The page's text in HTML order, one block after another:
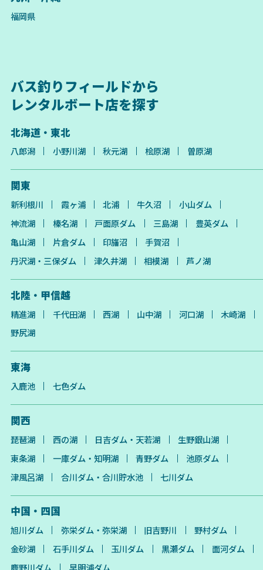
福岡県
バス釣りフィールドから
レンタルボート店を探す
北海道・東北
八郎潟 小野川湖 秋元湖 桧原湖 曽原湖
関東
新利根川 霞ヶ浦 北浦 牛久沼
小山ダム
神流湖
榛名湖 戸面原ダム 三島湖
豊英ダム
亀山湖
片倉ダム 印旛沼
手賀沼
丹沢湖・三保ダム
津久井湖 相模湖 芦ノ湖
北陸・甲信越
精進湖 千代田湖 西湖 山中湖 河口湖
木崎湖
野尻湖
東海
入鹿池 七色ダム
関西
琵琶湖 西の湖 日吉ダム・天若湖
生野銀山湖
東条湖
一庫ダム・知明湖 青野ダム
池原ダム
津風呂湖
合川ダム・合川貯水池 七川ダム
中国・四国
旭川ダム 弥栄ダム・弥栄湖 旧吉野川
野村ダム
金砂湖
石手川ダム 玉川ダム 黒瀬ダム
面河ダム
鹿野川ダム
早明浦ダム